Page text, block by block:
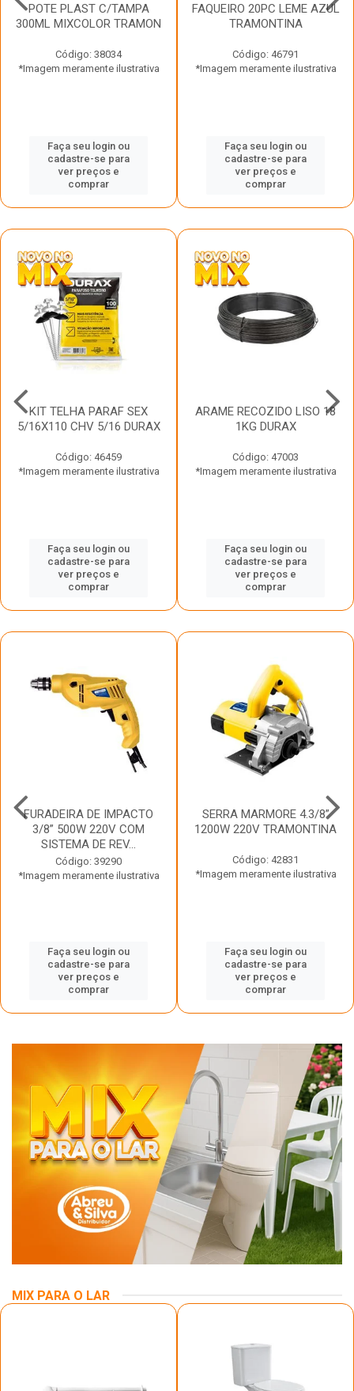
POTE PLAST C/TAMPA
300ML MIXCOLOR TRAMON
Código: 38034
*Imagem meramente ilustrativa
Faça seu login ou
cadastre-se para
ver preços e
comprar
FAQUEIRO 20PC LEME AZUL
TRAMONTINA
Código: 46791
*Imagem meramente ilustrativa
Faça seu login ou
cadastre-se para
ver preços e
comprar
KIT TELHA PARAF SEX
5/16X110 CHV 5/16 DURAX
Código: 46459
*Imagem meramente ilustrativa
Faça seu login ou
cadastre-se para
ver preços e
comprar
ARAME RECOZIDO LISO 18
1KG DURAX
Código: 47003
*Imagem meramente ilustrativa
Faça seu login ou
cadastre-se para
ver preços e
comprar
FURADEIRA DE IMPACTO
3/8” 500W 220V COM
SISTEMA DE REV...
Código: 39290
*Imagem meramente ilustrativa
Faça seu login ou
cadastre-se para
ver preços e
comprar
SERRA MARMORE 4.3/8”
1200W 220V TRAMONTINA
Código: 42831
*Imagem meramente ilustrativa
Faça seu login ou
cadastre-se para
ver preços e
comprar
MIX PARA O LAR